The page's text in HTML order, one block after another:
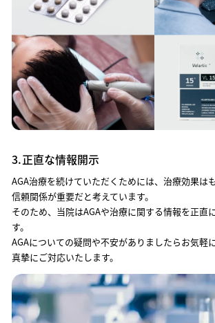
3.正直な情報開示
AGA治療を続けていただくためには、治療効果は
信頼関係が重要だと考えています。
そのため、当院はAGAや治療に関する情報を正直
す。
AGAについての疑問や不安がありましたらお気軽
真摯にご対応いたします。